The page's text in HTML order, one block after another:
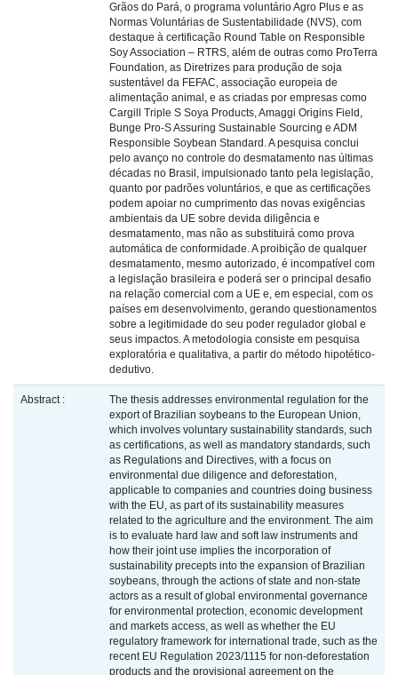
Grãos do Pará, o programa voluntário Agro Plus e as
Normas Voluntárias de Sustentabilidade (NVS), com
destaque à certificação Round Table on Responsible
Soy Association – RTRS, além de outras como ProTerra
Foundation, as Diretrizes para produção de soja
sustentável da FEFAC, associação europeia de
alimentação animal, e as criadas por empresas como
Cargill Triple S Soya Products, Amaggi Origins Field,
Bunge Pro-S Assuring Sustainable Sourcing e ADM
Responsible Soybean Standard. A pesquisa conclui
pelo avanço no controle do desmatamento nas últimas
décadas no Brasil, impulsionado tanto pela legislação,
quanto por padrões voluntários, e que as certificações
podem apoiar no cumprimento das novas exigências
ambientais da UE sobre devida diligência e
desmatamento, mas não as substituirá como prova
automática de conformidade. A proibição de qualquer
desmatamento, mesmo autorizado, é incompatível com
a legislação brasileira e poderá ser o principal desafio
na relação comercial com a UE e, em especial, com os
países em desenvolvimento, gerando questionamentos
sobre a legitimidade do seu poder regulador global e
seus impactos. A metodologia consiste em pesquisa
exploratória e qualitativa, a partir do método hipotético-
dedutivo.
Abstract :
The thesis addresses environmental regulation for the
export of Brazilian soybeans to the European Union,
which involves voluntary sustainability standards, such
as certifications, as well as mandatory standards, such
as Regulations and Directives, with a focus on
environmental due diligence and deforestation,
applicable to companies and countries doing business
with the EU, as part of its sustainability measures
related to the agriculture and the environment. The aim
is to evaluate hard law and soft law instruments and
how their joint use implies the incorporation of
sustainability precepts into the expansion of Brazilian
soybeans, through the actions of state and non-state
actors as a result of global environmental governance
for environmental protection, economic development
and markets access, as well as whether the EU
regulatory framework for international trade, such as the
recent EU Regulation 2023/1115 for non-deforestation
products and the provisional agreement on the